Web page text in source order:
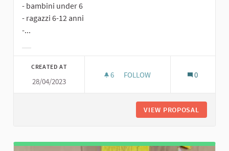
- bambini under 6
- ragazzi 6-12 anni
-...
CREATED AT
28/04/2023
6 6 FOLLOWERS
FOLLOW 0
VIEW PROPOSAL